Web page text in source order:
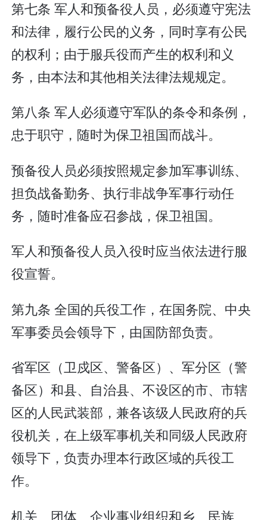
第七条 军人和预备役人员，必须遵守宪法
和法律，履行公民的义务，同时享有公民
的权利；由于服兵役而产生的权利和义
务，由本法和其他相关法律法规规定。
第八条 军人必须遵守军队的条令和条例，
忠于职守，随时为保卫祖国而战斗。
预备役人员必须按照规定参加军事训练、
担负战备勤务、执行非战争军事行动任
务，随时准备应召参战，保卫祖国。
军人和预备役人员入役时应当依法进行服
役宣誓。
第九条 全国的兵役工作，在国务院、中央
军事委员会领导下，由国防部负责。
省军区（卫戍区、警备区）、军分区（警
备区）和县、自治县、不设区的市、市辖
区的人民武装部，兼各该级人民政府的兵
役机关，在上级军事机关和同级人民政府
领导下，负责办理本行政区域的兵役工
作。
机关、团体、企业事业组织和乡、民族